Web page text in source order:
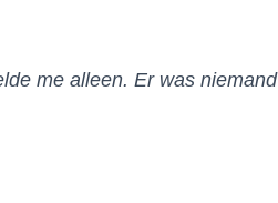
me alleen. Er was niemand